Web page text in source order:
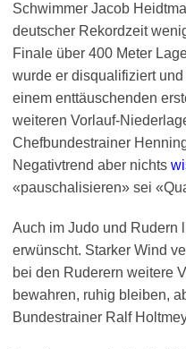
Schwimmer Jacob
deutscher Rekordzeit
Finale über 400 Meter
wurde er disqualifiziert
einem enttäuschenden
weiteren Vorlauf-
Chefbundestrainer
Negativtrend aber nichts
«pauschalisieren» sei
Auch im Judo und Rudern
erwünscht. Starker Wind
bei den Ruderern weitere
bewahren, ruhig bleiben,
Bundestrainer Ralf